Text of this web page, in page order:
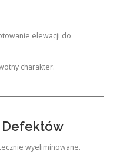
elewacji do
charakter.
Defektów
wyeliminowane.